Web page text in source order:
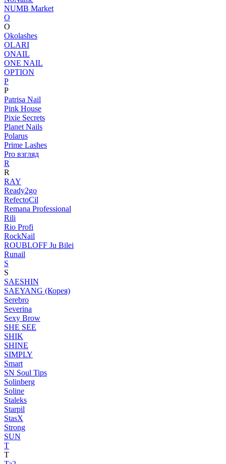
NUMB Market
O
O
Okolashes
OLARI
ONAIL
ONE NAIL
OPTION
P
P
Patrisa Nail
Pink House
Pixie Secrets
Planet Nails
Polarus
Prime Lashes
Pro взгляд
R
R
RAY
Ready2go
RefectoCil
Remana Professional
Rili
Rio Profi
RockNail
ROUBLOFF Ju Bilei
Runail
S
S
SAESHIN
SAEYANG (Корея)
Serebro
Severina
Sexy Brow
SHE SEE
SHIK
SHINE
SIMPLY
Smart
SN Soul Tips
Solinberg
Soline
Staleks
Starpil
StasX
Strong
SUN
T
T